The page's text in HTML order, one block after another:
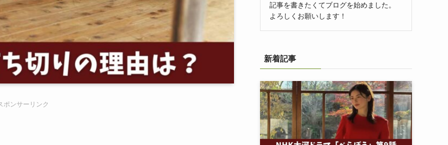
ポンサーリンク
記事を書きたくてブログを始めました。
よろしくお願いします！
新着記事